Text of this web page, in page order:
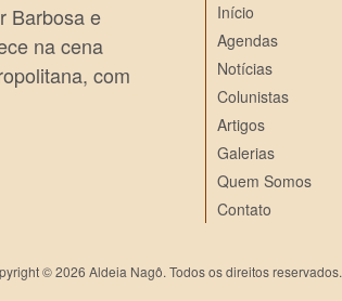
Barbosa e
na cena
com
Início
Agendas
Notícias
Colunistas
Artigos
Galerias
Quem Somos
Contato
© 2026 Aldeia Nagô. Todos os direitos reservados.